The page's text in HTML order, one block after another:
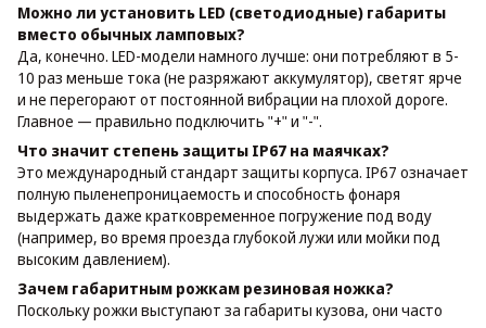
Можно ли установить LED (светодиодные) габариты
вместо обычных ламповых?
Да, конечно. LED-модели намного лучше: они потребляют в 5-
10 раз меньше тока (не разряжают аккумулятор), светят ярче
и не перегорают от постоянной вибрации на плохой дороге.
Главное — правильно подключить "+" и "-".
Что значит степень защиты IP67 на маячках?
Это международный стандарт защиты корпуса. IP67 означает
полную пыленепроницаемость и способность фонаря
выдержать даже кратковременное погружение под воду
(например, во время проезда глубокой лужи или мойки под
высоким давлением).
Зачем габаритным рожкам резиновая ножка?
Поскольку рожки выступают за габариты кузова, они часто